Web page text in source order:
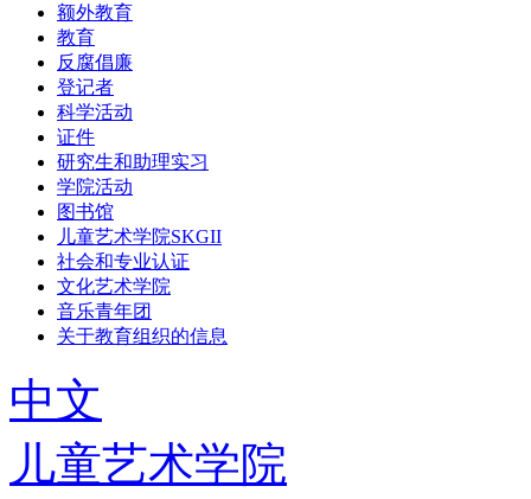
额外教育
教育
反腐倡廉
登记者
科学活动
证件
研究生和助理实习
学院活动
图书馆
儿童艺术学院SKGII
社会和专业认证
文化艺术学院
音乐青年团
关于教育组织的信息
中文
儿童艺术学院